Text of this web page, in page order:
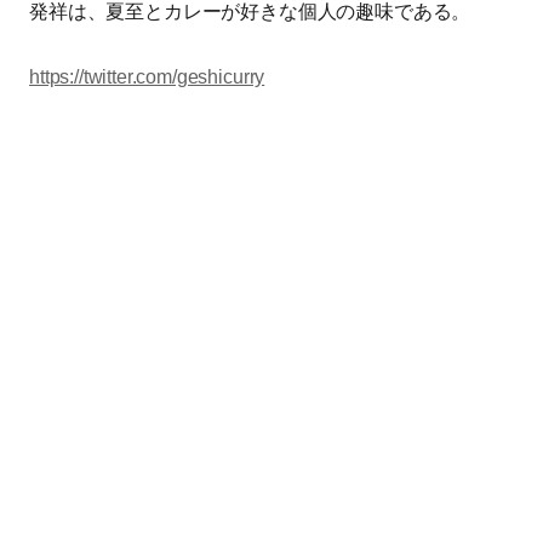
発祥は、夏至とカレーが好きな個人の趣味である。
https://twitter.com/geshicurry